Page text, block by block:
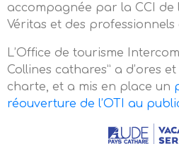
accompagnée par la CCI de
Véritas et des
L’Office de tourisme
Collines cathares” a d’ores
charte, et a mis en place un
réouverture de l’OTI au